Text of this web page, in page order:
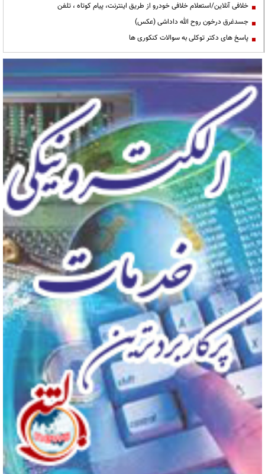
خلافی آنلاین/استعلام خلافی خودرو از طریق اینترنت، پیام کوتاه ، تلفن
جسدغرق درخون روح الله داداشی (عکس)
پاسخ های دکتر توکلی به سوالات کنکوری ها